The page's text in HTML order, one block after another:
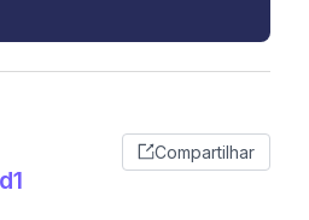
Compartilhar